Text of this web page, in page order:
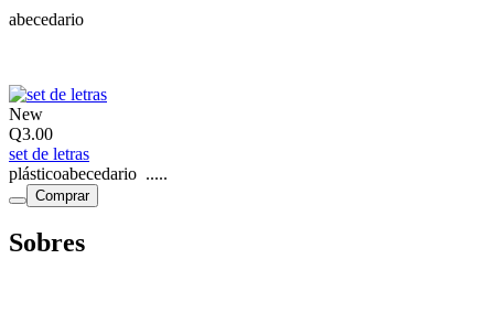
abecedario
New
Q3.00
set de letras
plásticoabecedario .....
Comprar
Sobres